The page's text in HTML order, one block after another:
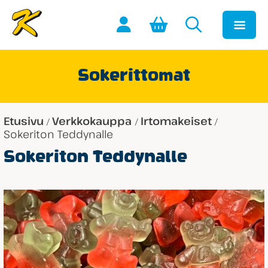
Sokerittomat
Etusivu / Verkkokauppa / Irtomakeiset /
Sokeriton Teddynalle
Sokeriton Teddynalle